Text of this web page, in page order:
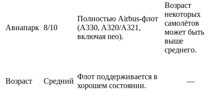
Авиапарк 8/10
Полностью Airbus-флот
(A330, A320/A321,
включая neo).
Возраст
некоторых
самолётов
может быть
выше
среднего.
Возраст Средний
Флот поддерживается в
хорошем состоянии.
—